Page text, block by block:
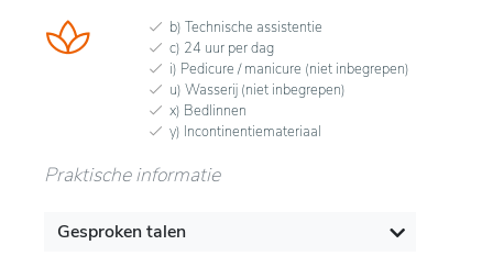
b) Technische assistentie
c) 24 uur per dag
i) Pedicure / manicure (niet inbegrepen)
u) Wasserij (niet inbegrepen)
x) Bedlinnen
y) Incontinentiemateriaal
Praktische informatie
Gesproken talen